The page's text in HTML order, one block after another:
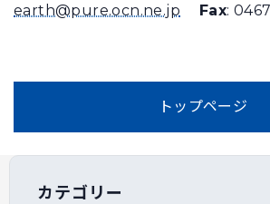
earth@pure.ocn.ne.jp
Fax:
トップページ
カテゴリー